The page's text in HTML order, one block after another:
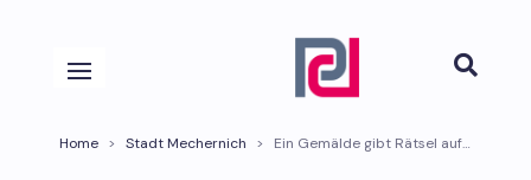

Home > Stadt Mechernich > Ein Gemälde gibt Rätsel auf…